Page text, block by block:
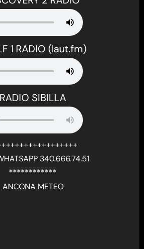
1 RADIO (laut.fm)
RADIO SIBILLA
340.666.74.51
************
ANCONA METEO